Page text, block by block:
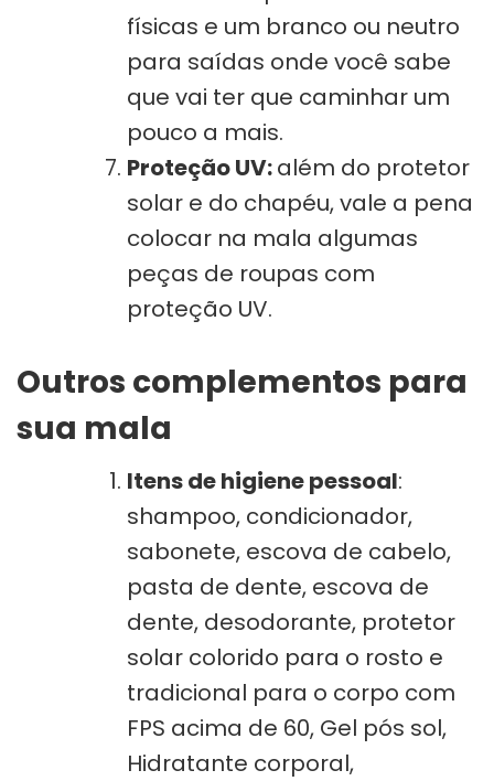
físicas e um branco ou neutro
para saídas onde você sabe
que vai ter que caminhar um
pouco a mais.
Proteção UV:além do protetor
solar e do chapéu, vale a pena
colocar na mala algumas
peças de roupas com
proteção UV.
Outros complementos para
sua mala
Itens de higiene pessoal:
shampoo, condicionador,
sabonete, escova de cabelo,
pasta de dente, escova de
dente, desodorante, protetor
solar colorido para o rosto e
tradicional para o corpo com
FPS acima de 60, Gel pós sol,
Hidratante corporal,